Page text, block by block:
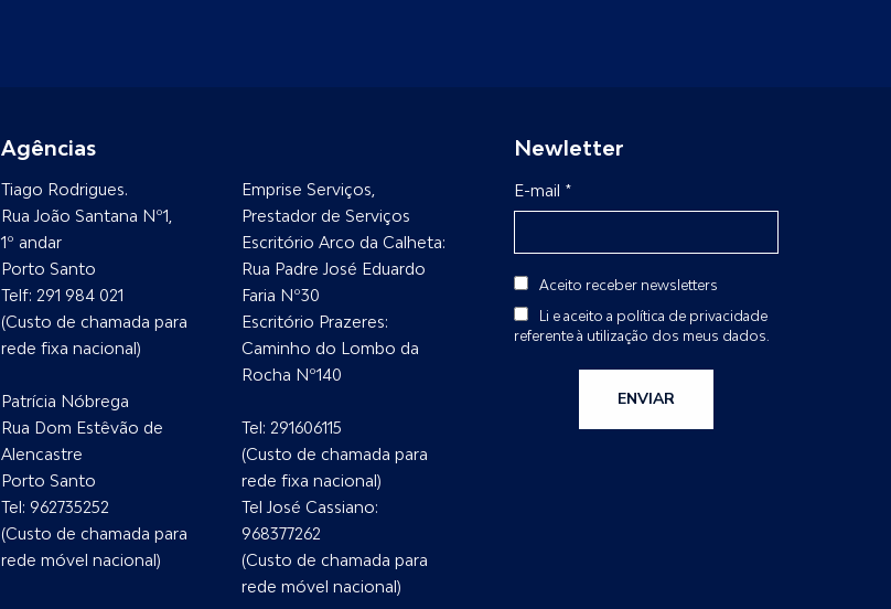
Agências
Tiago Rodrigues.
Rua João Santana Nº1,
1º andar
Porto Santo
Telf: 291 984 021
(Custo de chamada para
rede fixa nacional)
Patrícia Nóbrega
Rua Dom Estêvão de
Alencastre
Porto Santo
Tel: 962735252
(Custo de chamada para
rede móvel nacional)
Emprise Serviços,
Prestador de Serviços
Escritório Arco da Calheta:
Rua Padre José Eduardo
Faria Nº30
Escritório Prazeres:
Caminho do Lombo da
Rocha Nº140
Tel: 291606115
(Custo de chamada para
rede fixa nacional)
Tel José Cassiano:
968377262
(Custo de chamada para
rede móvel nacional)
Newletter
E-mail *
Aceito receber newsletters
Li e aceito a política de privacidade
referente à utilização dos meus dados.
ENVIAR